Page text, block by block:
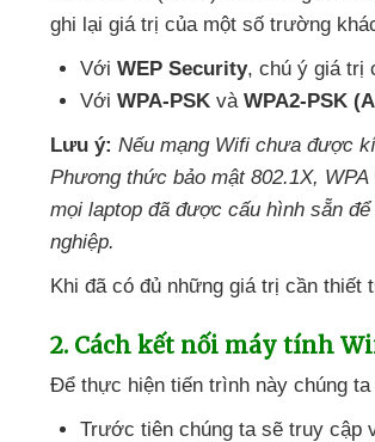
ghi lại giá trị của một số trường
Với WEP Security, chú ý giá trị
Với WPA-PSK và WPA2-PSK
Lưu ý: Nếu mạng Wifi chưa được
Phương thức bảo mật 802.1X, WPA
mọi laptop đã được cấu hình sẵn
nghiệp.
Khi đã có đủ những giá trị cần thiết
2. Cách kết nối máy tính
Để thực hiện tiến trình này chúng ta
Trước tiên chúng ta sẽ truy cập